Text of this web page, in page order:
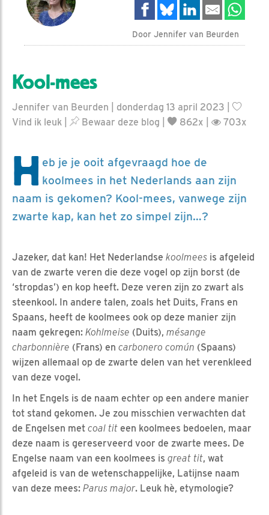
Door Jennifer van Beurden
Kool-mees
Jennifer van Beurden | donderdag 13 april 2023 |
Vind ik leuk
Bewaar deze blog 862x | 703x
H eb je je ooit afgevraagd hoe de
koolmees in het Nederlands aan zijn
naam is gekomen? Kool-mees, vanwege zijn
zwarte kap, kan het zo simpel zijn…?
Jazeker, dat kan! Het Nederlandse koolmees is afgeleid
van de zwarte veren die deze vogel op zijn borst (de
‘stropdas’) en kop heeft. Deze veren zijn zo zwart als
steenkool. In andere talen, zoals het Duits, Frans en
Spaans, heeft de koolmees ook op deze manier zijn
naam gekregen: Kohlmeise (Duits), mésange
charbonnière (Frans) en carbonero común (Spaans)
wijzen allemaal op de zwarte delen van het verenkleed
van deze vogel.
In het Engels is de naam echter op een andere manier
tot stand gekomen. Je zou misschien verwachten dat
de Engelsen met coal tit een koolmees bedoelen, maar
deze naam is gereserveerd voor de zwarte mees. De
Engelse naam van een koolmees is great tit, wat
afgeleid is van de wetenschappelijke, Latijnse naam
van deze mees: Parus major. Leuk hè, etymologie?